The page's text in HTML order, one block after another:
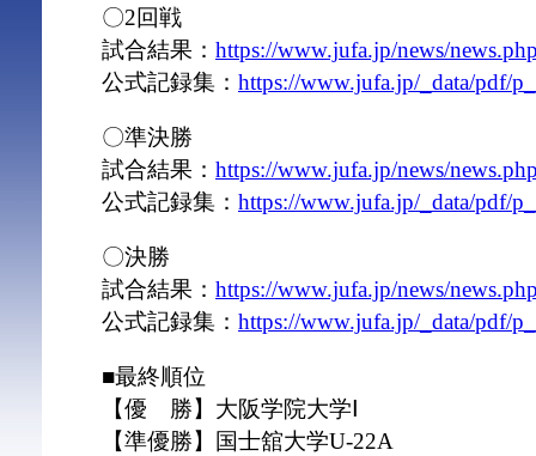
〇2回戦
試合結果： https://www.jufa.jp/news/
公式記録集： https://www.jufa.jp/_data/pdf/
〇準決勝
試合結果： https://www.jufa.jp/news/
公式記録集： https://www.jufa.jp/_data/pdf/
〇決勝
試合結果： https://www.jufa.jp/news/
公式記録集： https://www.jufa.jp/_data/pdf/
■最終順位
【優 勝】大阪学院大学Ⅰ
【準優勝】国士舘大学U-22A